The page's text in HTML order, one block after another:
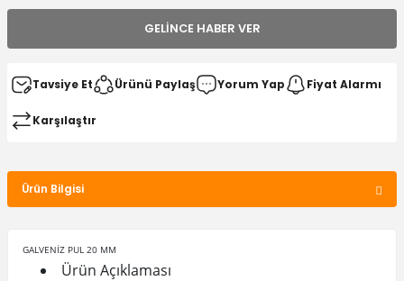
GELINCE HABER VER
Tavsiye Et Ürünü Paylaş Yorum Yap Fiyat Alarmı
Karşılaştır
Ürün Bilgisi
GALVENİZ PUL 20 MM
Ürün Açıklaması